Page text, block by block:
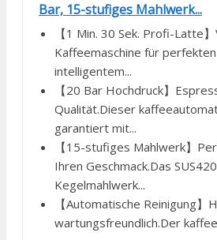
Bar, 15-stufiges Mahlwerk...
【1 Min. 30 Sek. Profi-Latte
Kaffeemaschine für
intelligentem...
【20 Bar Hochdruck】
Qualität.Dieser
garantiert mit...
【15-stufiges Mahlwerk】
Ihren Geschmack.Das
Kegelmahlwerk...
【Automatische Reinigung】
wartungsfreundlich.Der